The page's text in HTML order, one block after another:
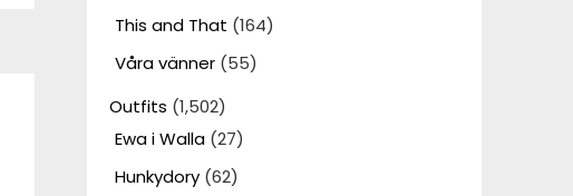
This and That (164)
Våra vänner(55)
Outfits (1,502)
Ewa i Walla(27)
Hunkydory(62)